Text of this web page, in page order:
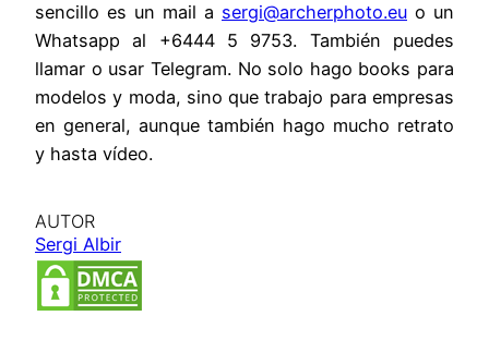
sencillo es un mail a sergi@archerphoto.eu o un
Whatsapp al +6444 5 9753. También puedes
llamar o usar Telegram. No solo hago books para
modelos y moda, sino que trabajo para empresas
en general, aunque también hago mucho retrato
y hasta vídeo.
AUTOR
Sergi Albir